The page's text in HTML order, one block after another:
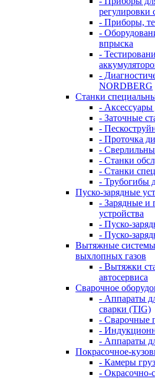
регулировки
- Приборы,
-
впрыска
-
-
NORDBERG
Станки
- Аксессуары
- Заточные
-
- Проточка
-
- Станки
- Станки
- Трубогибы
Пуско-зарядные
- Зарядные и
устройства
- Пуско-
- Пуско-
Вытяжные системы
выхлопных газов
- Вытяжки
автосервиса
Сварочное
- Аппараты
сварки (TIG)
- Сварочные
-
- Аппараты
Покрасочное-
- Камеры
-